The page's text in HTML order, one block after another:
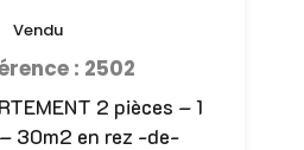
2 pièces – 1
30m2 en rez -de-
Vendu
: 2502